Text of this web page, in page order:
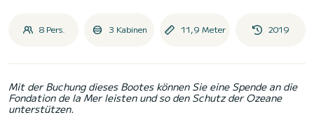
8 Pers. 3 Kabinen 11,9 Meter 2019
Mit der Buchung dieses Bootes können Sie eine Spende an die
Fondation de la Mer leisten und so den Schutz der Ozeane
unterstützen.